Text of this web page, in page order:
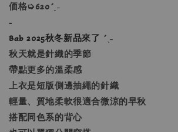
価格➭620´ˎ˗
-
Bab 2025秋冬新品來了 ´ˎ˗
秋天就是針織的季節
帶點更多的溫柔感
上衣是短版側邊抽繩的針織
輕量、質地柔軟很適合微涼的早秋
搭配同色系的背心